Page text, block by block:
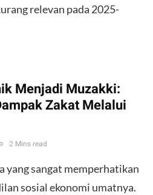
relevan pada 2025-
Menjadi Muzakki:
Zakat Melalui
2 Mins read
yang sangat memperhatikan
sosial ekonomi umatnya.